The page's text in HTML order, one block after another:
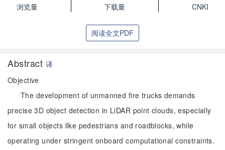
浏览量
下载量
CNKI
阅读全文PDF
Abstract 译
Objective
The development of unmanned fire trucks demands
precise 3D object detection in LiDAR point clouds, especially
for small objects like pedestrians and roadblocks, while
operating under stringent onboard computational constraints.